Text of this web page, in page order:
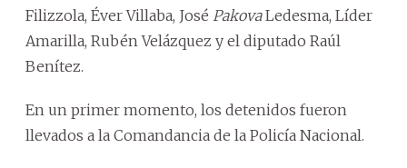
Filizzola, Éver Villaba, José PakovaLedesma, Líder
Amarilla, Rubén Velázquez y el diputado Raúl
Benítez.
En un primer momento, los detenidos fueron
llevados a la Comandancia de la Policía Nacional.